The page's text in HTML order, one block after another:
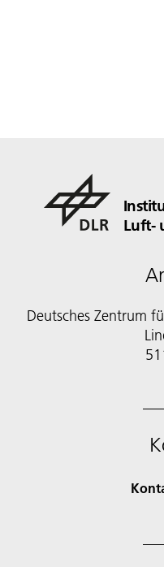
Luft-
Deutsches Zentrum